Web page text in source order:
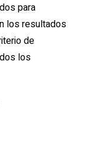
para
los resultados
de
los